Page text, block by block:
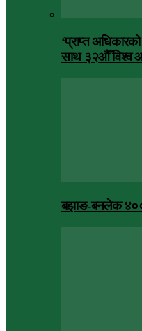
‘प्राप्त
साथ ३२औँ विश्व
बझाङ-बनलेक ४००